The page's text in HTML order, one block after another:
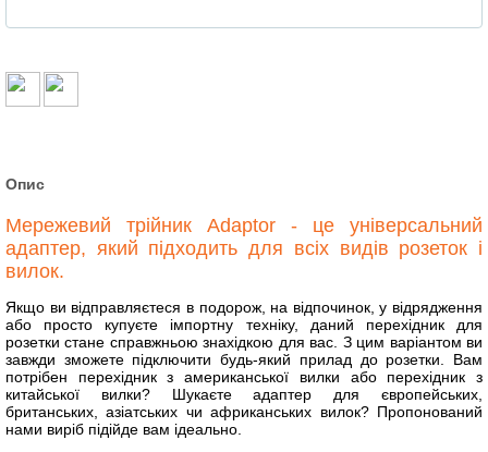
Опис
Мережевий трійник Adaptor - це універсальний
адаптер, який підходить для всіх видів розеток і
вилок.
Якщо ви відправляєтеся в подорож, на відпочинок, у відрядження
або просто купуєте імпортну техніку, даний перехідник для
розетки стане справжньою знахідкою для вас. З цим варіантом ви
завжди зможете підключити будь-який прилад до розетки. Вам
потрібен перехідник з американської вилки або перехідник з
китайської вилки? Шукаєте адаптер для європейських,
британських, азіатських чи африканських вилок? Пропонований
нами виріб підійде вам ідеально.